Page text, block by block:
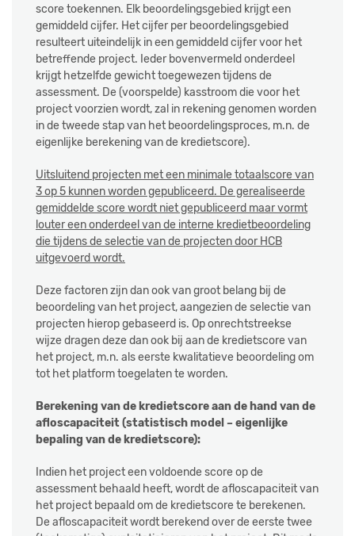
score toekennen. Elk beoordelingsgebied krijgt een
gemiddeld cijfer. Het cijfer per beoordelingsgebied
resulteert uiteindelijk in een gemiddeld cijfer voor het
betreffende project. Ieder bovenvermeld onderdeel
krijgt hetzelfde gewicht toegewezen tijdens de
assessment. De (voorspelde) kasstroom die voor het
project voorzien wordt, zal in rekening genomen worden
in de tweede stap van het beoordelingsproces, m.n. de
eigenlijke berekening van de kredietscore).
Uitsluitend projecten met een minimale totaalscore van
3 op 5 kunnen worden gepubliceerd. De gerealiseerde
gemiddelde score wordt niet gepubliceerd maar vormt
louter een onderdeel van de interne kredietbeoordeling
die tijdens de selectie van de projecten door HCB
uitgevoerd wordt.
Deze factoren zijn dan ook van groot belang bij de
beoordeling van het project, aangezien de selectie van
projecten hierop gebaseerd is. Op onrechtstreekse
wijze dragen deze dan ook bij aan de kredietscore van
het project, m.n. als eerste kwalitatieve beoordeling om
tot het platform toegelaten te worden.
Berekening van de kredietscore aan de hand van de
afloscapaciteit (statistisch model – eigenlijke
bepaling van de kredietscore):
Indien het project een voldoende score op de
assessment behaald heeft, wordt de afloscapaciteit van
het project bepaald om de kredietscore te berekenen.
De afloscapaciteit wordt berekend over de eerste twee